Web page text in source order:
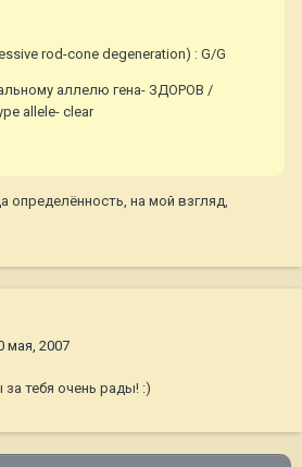
rod-cone degeneration) : G/G
аллелю гена- ЗДОРОВ /
allele- clear
определённость, на мой взгляд,
мая, 2007
тебя очень рады! :)